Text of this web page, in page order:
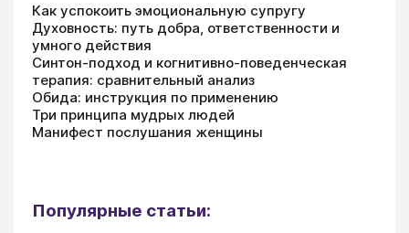
Как успокоить эмоциональную супругу
Духовность: путь добра, ответственности и
умного действия
Синтон-подход и когнитивно-поведенческая
терапия: сравнительный анализ
Обида: инструкция по применению
Три принципа мудрых людей
Манифест послушания женщины
Популярные статьи: